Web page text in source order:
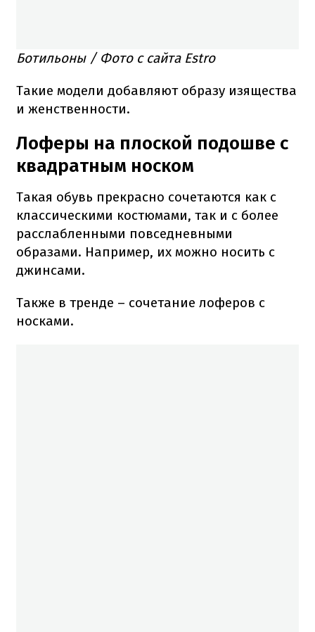
Ботильоны / Фото с сайта Estro
Такие модели добавляют образу изящества
и женственности.
Лоферы на плоской подошве с
квадратным носком
Такая обувь прекрасно сочетаются как с
классическими костюмами, так и с более
расслабленными повседневными
образами. Например, их можно носить с
джинсами.
Также в тренде – сочетание лоферов с
носками.